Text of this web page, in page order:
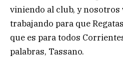
viniendo al club, y nosotros
trabajando para que
que es para todos
palabras, Tassano.